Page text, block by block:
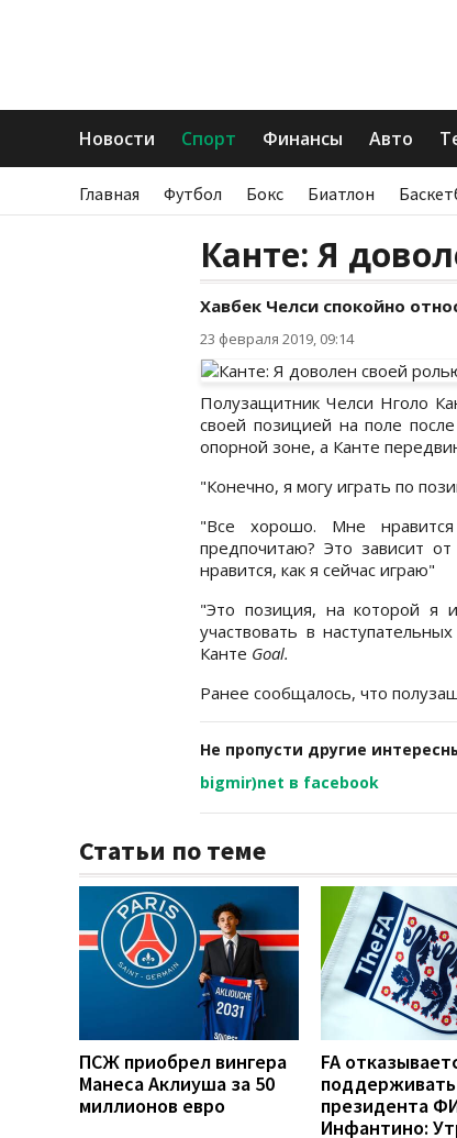
Новости Спорт Финансы Авто
Главная Футбол Бокс Биатлон
Канте: Я
Хавбек Челси спокойно
23 февраля 2019, 09:14
Полузащитник Челси Нголо
своей позицией на поле
опорной зоне, а Канте
"Конечно, я могу играть по
"Все хорошо. Мне
предпочитаю? Это зависит
нравится, как я сейчас играю"
"Это позиция, на которой я
участвовать в
Канте Goal.
Ранее сообщалось, что
Не пропусти другие
bigmir)net в facebook
Статьи по теме
ПСЖ приобрел вингера
Манеса Аклиуша за 50
миллионов евро
FA
поддерживать
президента
Инфантино: